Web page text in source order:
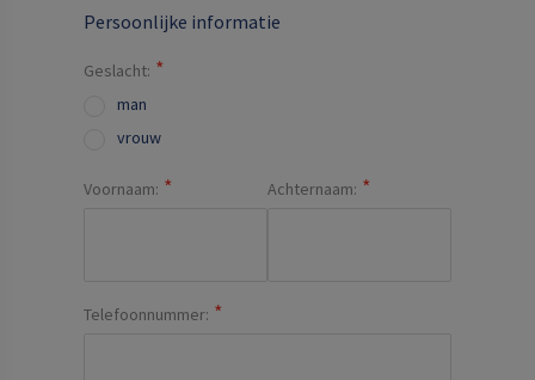
Persoonlijke informatie
Geslacht:
man
vrouw
Voornaam: Achternaam:
Telefoonnummer: